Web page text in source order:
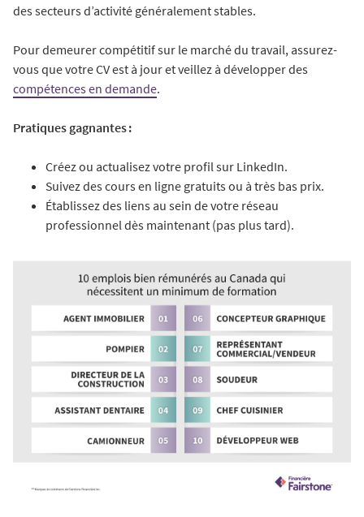
des secteurs d’activité généralement stables.
Pour demeurer compétitif sur le marché du travail, assurez-
vous que votre CV est à jour et veillez à développer des
compétences en demande.
Pratiques gagnantes :
Créez ou actualisez votre profil sur LinkedIn.
Suivez des cours en ligne gratuits ou à très bas prix.
Établissez des liens au sein de votre réseau
professionnel dès maintenant (pas plus tard).